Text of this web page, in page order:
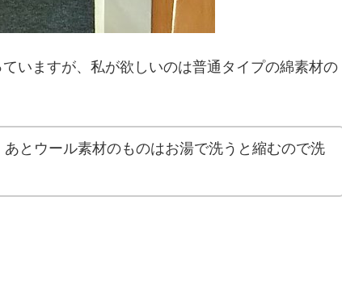
いますが、私が欲しいのは普通タイプの綿素材の
とウール素材のものはお湯で洗うと縮むので洗